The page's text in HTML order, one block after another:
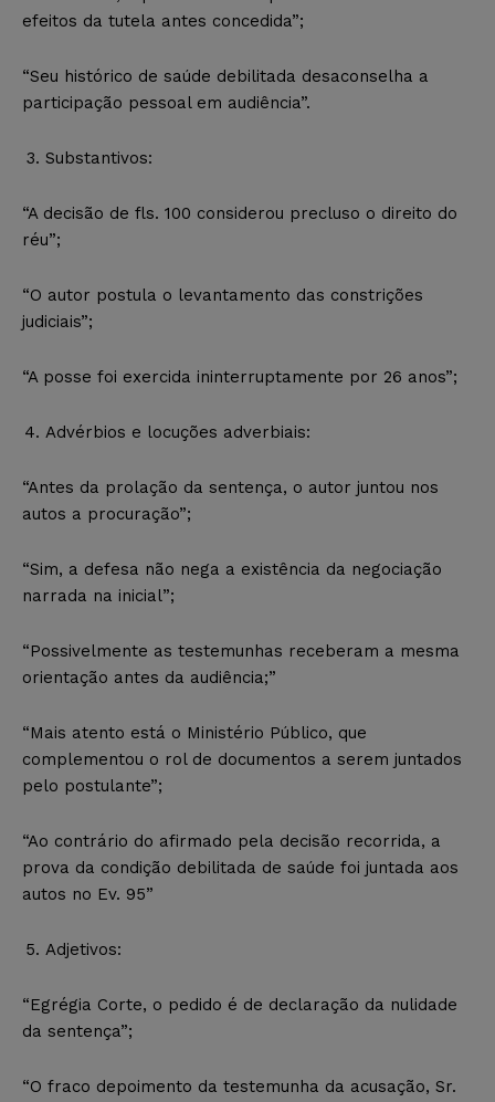
efeitos da tutela antes concedida”;
“Seu histórico de saúde debilitada desaconselha a
participação pessoal em audiência”.
Substantivos:
“A decisão de fls. 100 considerou precluso o direito do
réu”;
“O autor postula o levantamento das constrições
judiciais”;
“A posse foi exercida ininterruptamente por 26 anos”;
Advérbios e locuções adverbiais:
“Antes da prolação da sentença, o autor juntou nos
autos a procuração”;
“Sim, a defesa não nega a existência da negociação
narrada na inicial”;
“Possivelmente as testemunhas receberam a mesma
orientação antes da audiência;”
“Mais atento está o Ministério Público, que
complementou o rol de documentos a serem juntados
pelo postulante”;
“Ao contrário do afirmado pela decisão recorrida, a
prova da condição debilitada de saúde foi juntada aos
autos no Ev. 95”
Adjetivos:
“Egrégia Corte, o pedido é de declaração da nulidade
da sentença”;
“O fraco depoimento da testemunha da acusação, Sr.